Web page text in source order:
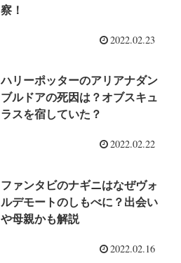
察！
2022.02.23
ハリーポッターのアリアナダン
ブルドアの死因は？オブスキュ
ラスを宿していた？
2022.02.22
ファンタビのナギニはなぜヴォ
ルデモートのしもべに？出会い
や母親かも解説
2022.02.16